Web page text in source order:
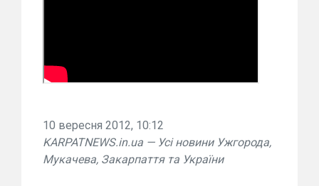
10 вересня 2012, 10:12
KARPATNEWS.in.ua — Усі новини Ужгорода,
Мукачева, Закарпаття та України